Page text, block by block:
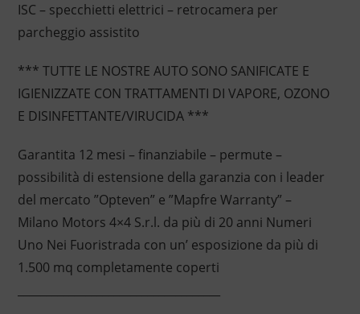
ISC – specchietti elettrici – retrocamera per
parcheggio assistito
*** TUTTE LE NOSTRE AUTO SONO SANIFICATE E
IGIENIZZATE CON TRATTAMENTI DI VAPORE, OZONO
E DISINFETTANTE/VIRUCIDA ***
Garantita 12 mesi – finanziabile – permute –
possibilità di estensione della garanzia con i leader
del mercato ”Opteven” e ”Mapfre Warranty” –
Milano Motors 4×4 S.r.l. da più di 20 anni Numeri
Uno Nei Fuoristrada con un’ esposizione da più di
1.500 mq completamente coperti